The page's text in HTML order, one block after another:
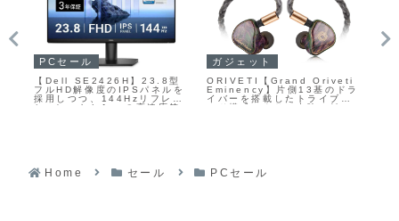
PCセール
【KTC H24B9S】23.8型フ
ルHD解像度のIPSパネルと
144Hzリフレッシュレートを
備えたゲーミングモニターが
ガジェットセール
【UGREEN MagFlow 3-
in-1 マグネット式 ワイヤレ
ス充電器 25W】デスク周りを
すっきりさせながら、日常か
Home セール PCセール